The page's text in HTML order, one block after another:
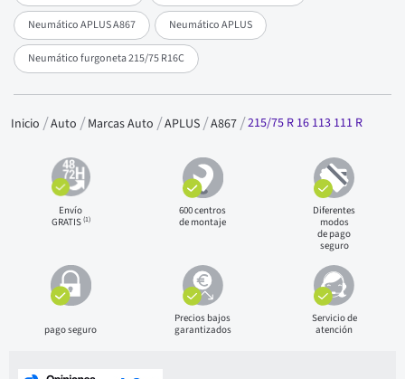
Neumático APLUS A867 Neumático APLUS
Neumático furgoneta 215/75 R16C
Inicio Auto Marcas Auto APLUS A867 215/75 R 16 113 111 R
Envío
GRATIS(1)
600 centros
de montaje
Diferentes
modos
de pago
seguro
pago seguro
Precios bajos
garantizados
Servicio de
atención